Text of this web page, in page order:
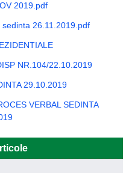
2019.pdf
26.11.2019.pdf
NR.104/22.10.2019
29.10.2019
VERBAL SEDINTA